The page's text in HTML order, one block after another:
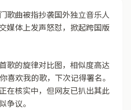
歌曲被指抄袭国外独立音乐人
媒体上发声怒怼，掀起跨国版
歌的旋律对比图，相似度高达
喜欢我的歌，下次记得署名。
在核实中，但网友已扒出其此
争议。